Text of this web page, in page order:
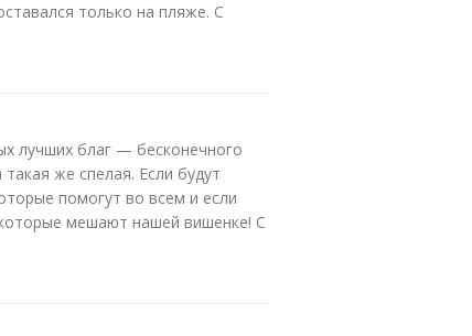
только на пляже. С
лучших благ — бесконечного
же спелая. Если будут
помогут во всем и если
мешают нашей вишенке! С